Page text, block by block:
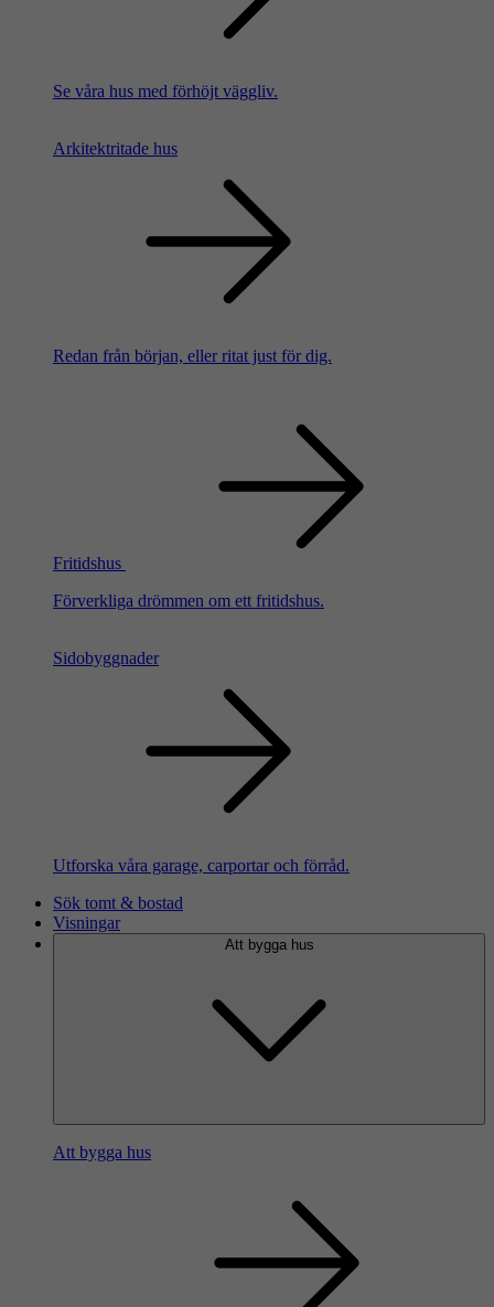
Se våra hus med förhöjt väggliv.
Arkitektritade hus
Redan från början, eller ritat just för dig.
Fritidshus
Förverkliga drömmen om ett fritidshus.
Sidobyggnader
Utforska våra garage, carportar och förråd.
Sök tomt & bostad
Visningar
Att bygga hus
Att bygga hus